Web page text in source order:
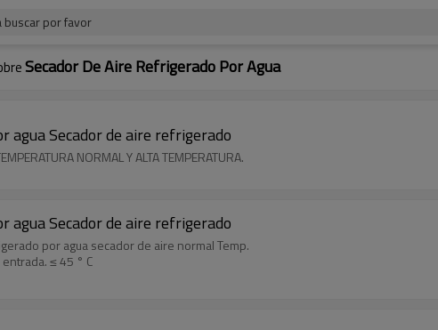
buscar por favor
Secador De Aire Refrigerado Por Agua
agua Secador de aire refrigerado
NORMAL Y ALTA TEMPERATURA.
agua Secador de aire refrigerado
por agua secador de aire normal Temp.
≤ 45 ° C